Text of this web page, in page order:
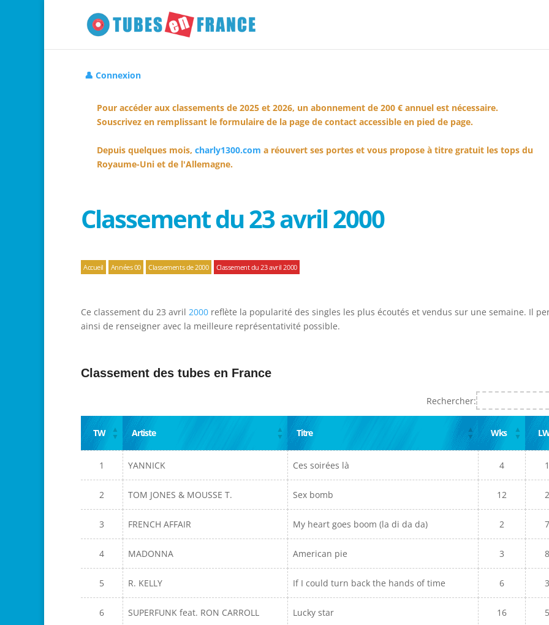
👤 Connexion
Pour accéder aux classements de 2025 et 2026, un abonnement de 200 € annuel est nécessaire.
Souscrivez en remplissant le formulaire de la page de contact accessible en pied de page.
Depuis quelques mois, charly1300.com a réouvert ses portes et vous propose à titre gratuit les tops du
Royaume-Uni et de l'Allemagne.
Classement du 23 avril 2000
Accueil Années 00 Classements de 2000 Classement du 23 avril 2000
Ce classement du 23 avril 2000 reflète la popularité des singles les plus écoutés et vendus sur une semaine. Il
ainsi de renseigner avec la meilleure représentativité possible.
Classement des tubes en France
Rechercher:
TW Artiste Titre Wks
1 YANNICK Ces soirées là 4 1
2 TOM JONES & MOUSSE T. Sex bomb 12 2
3 FRENCH AFFAIR My heart goes boom (la di da da) 2 7
4 MADONNA American pie 3 8
5 R. KELLY If I could turn back the hands of time 6 3
6 SUPERFUNK feat. RON CARROLL Lucky star 16 5